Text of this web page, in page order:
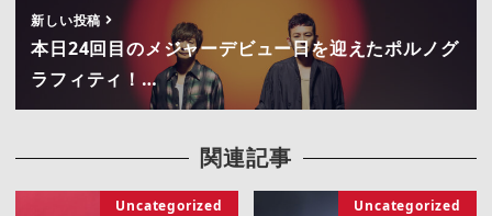
新しい投稿
本日24回目のメジャーデビュー日を迎えたポルノグ
ラフィティ！…
関連記事
Uncategorized Uncategorized